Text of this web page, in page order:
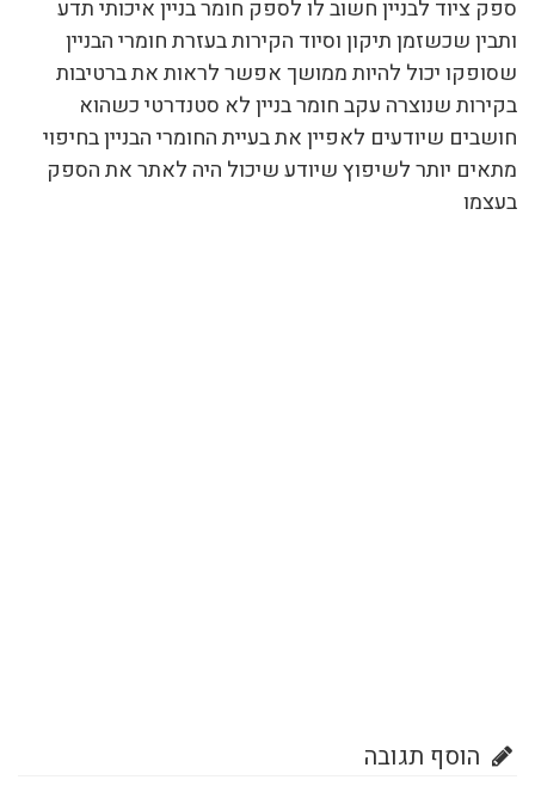
ספק ציוד לבניין חשוב לו לספק חומר בניין איכותי תדע
ותבין שכשזמן תיקון וסיוד הקירות בעזרת חומרי הבניין
שסופקו יכול להיות ממושך אפשר לראות את ברטיבות
בקירות שנוצרה עקב חומר בניין לא סטנדרטי כשהוא
חושבים שיודעים לאפיין את בעיית החומרי הבניין בחיפוי
מתאים יותר לשיפוץ שיודע שיכול היה לאתר את הספק
בעצמו
הוסף תגובה